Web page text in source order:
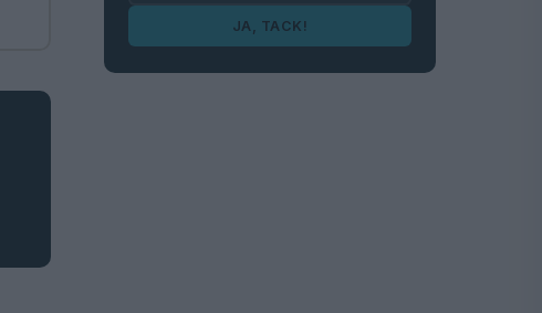
JA, TACK!